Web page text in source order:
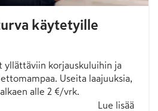
käytetyille
yllättäviin korjauskuluihin ja
Useita laajuuksia,
alle 2 €/vrk.
Lue lisää